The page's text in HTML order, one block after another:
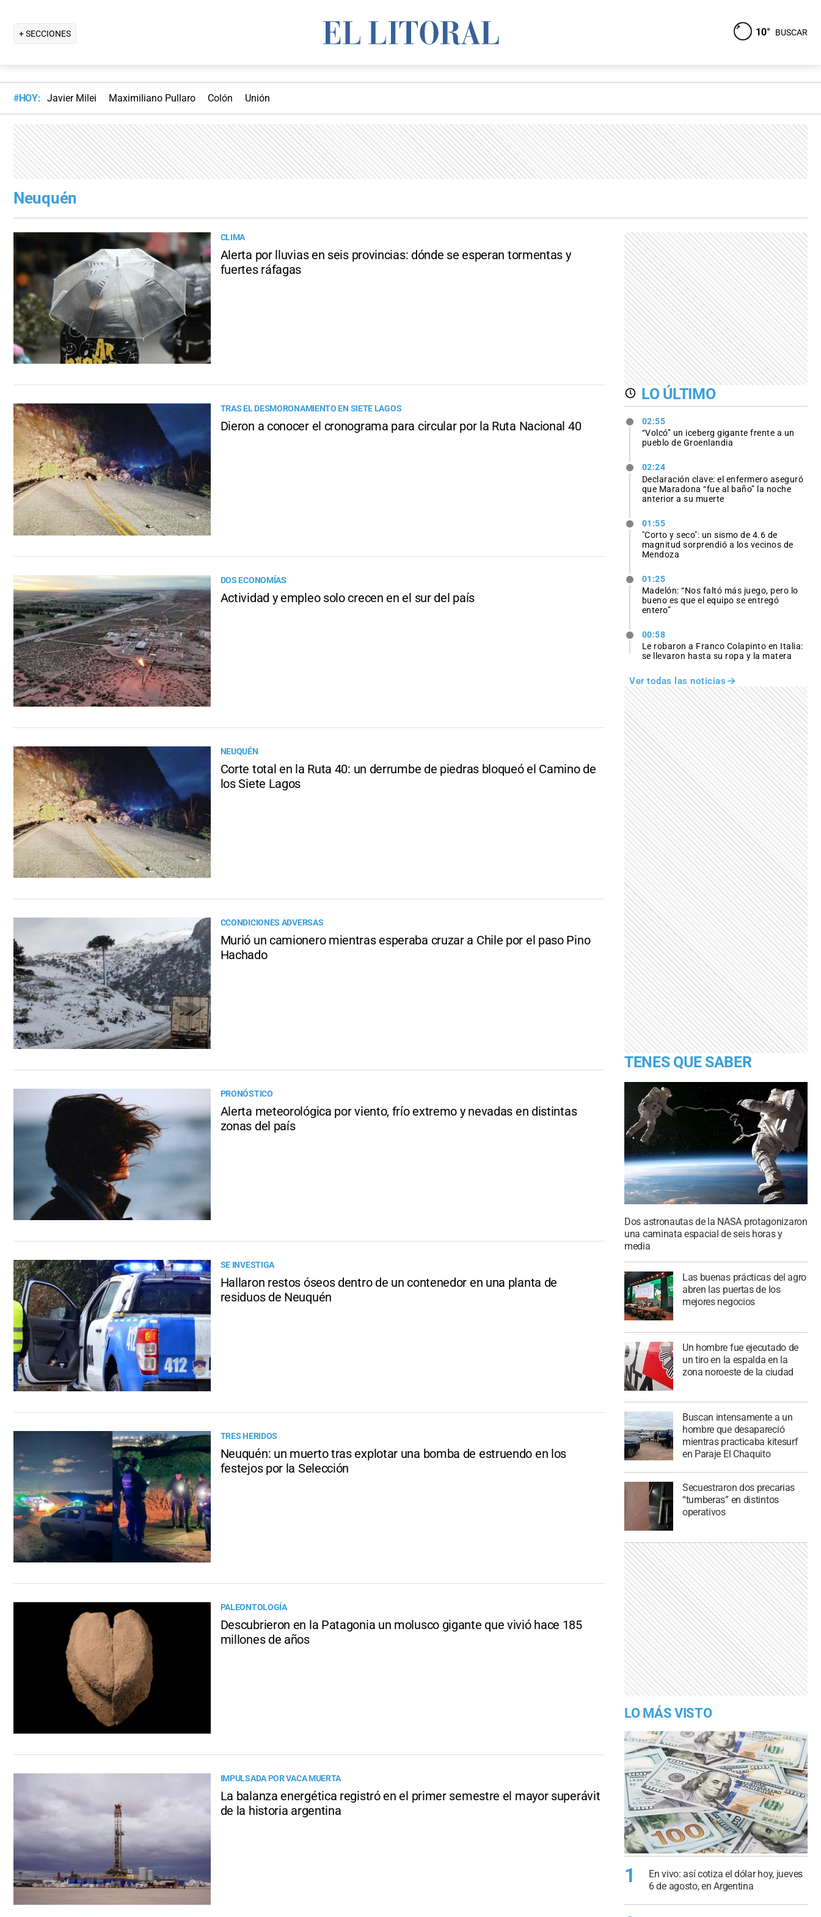
+ SECCIONES 10° BUSCAR
#HOY: Javier Milei Maximiliano Pullaro Colón Unión
Neuquén
CLIMA
Alerta por lluvias en seis provincias: dónde se esperan tormentas y
fuertes ráfagas
TRAS EL DESMORONAMIENTO EN SIETE LAGOS
Dieron a conocer el cronograma para circular por la Ruta Nacional 40
DOS ECONOMÍAS
Actividad y empleo solo crecen en el sur del país
NEUQUÉN
Corte total en la Ruta 40: un derrumbe de piedras bloqueó el Camino de
los Siete Lagos
CCONDICIONES ADVERSAS
Murió un camionero mientras esperaba cruzar a Chile por el paso Pino
Hachado
PRONÓSTICO
Alerta meteorológica por viento, frío extremo y nevadas en distintas
zonas del país
SE INVESTIGA
Hallaron restos óseos dentro de un contenedor en una planta de
residuos de Neuquén
TRES HERIDOS
Neuquén: un muerto tras explotar una bomba de estruendo en los
festejos por la Selección
PALEONTOLOGÍA
Descubrieron en la Patagonia un molusco gigante que vivió hace 185
millones de años
IMPULSADA POR VACA MUERTA
La balanza energética registró en el primer semestre el mayor superávit
de la historia argentina
LO ÚLTIMO
02:55
“Volcó” un iceberg gigante frente a un
pueblo de Groenlandia
02:24
Declaración clave: el enfermero aseguró
que Maradona “fue al baño” la noche
anterior a su muerte
01:55
"Corto y seco": un sismo de 4.6 de
magnitud sorprendió a los vecinos de
Mendoza
01:25
Madelón: “Nos faltó más juego, pero lo
bueno es que el equipo se entregó
entero”
00:58
Le robaron a Franco Colapinto en Italia:
se llevaron hasta su ropa y la matera
Ver todas las noticias
TENES QUE SABER
Dos astronautas de la NASA protagonizaron
una caminata espacial de seis horas y
media
Las buenas prácticas del agro
abren las puertas de los
mejores negocios
Un hombre fue ejecutado de
un tiro en la espalda en la
zona noroeste de la ciudad
Buscan intensamente a un
hombre que desapareció
mientras practicaba kitesurf
en Paraje El Chaquito
Secuestraron dos precarias
“tumberas” en distintos
operativos
LO MÁS VISTO
1
En vivo: así cotiza el dólar hoy, jueves
6 de agosto, en Argentina